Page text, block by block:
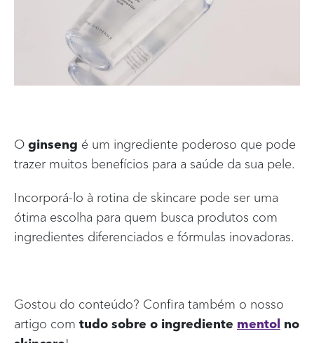
Oginseng é um ingrediente poderoso que pode
trazer muitos benefícios para a saúde da sua pele.
Incorporá-lo à rotina de skincare pode ser uma
ótima escolha para quem busca produtos com
ingredientes diferenciados e fórmulas inovadoras.
Gostou do conteúdo? Confira também o nosso
artigo com tudo sobre o ingrediente mentol no